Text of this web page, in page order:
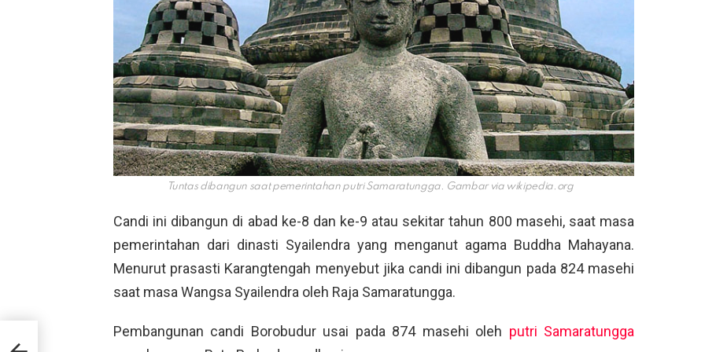
Tuntas dibangun saat pemerintahan putri Samaratungga. Gambar via wikipedia.org
Candi ini dibangun di abad ke-8 dan ke-9 atau sekitar tahun 800 masehi, saat masa
pemerintahan dari dinasti Syailendra yang menganut agama Buddha Mahayana.
Menurut prasasti Karangtengah menyebut jika candi ini dibangun pada 824 masehi
saat masa Wangsa Syailendra oleh Raja Samaratungga.
Pembangunan candi Borobudur usai pada 874 masehi oleh putri Samaratungga